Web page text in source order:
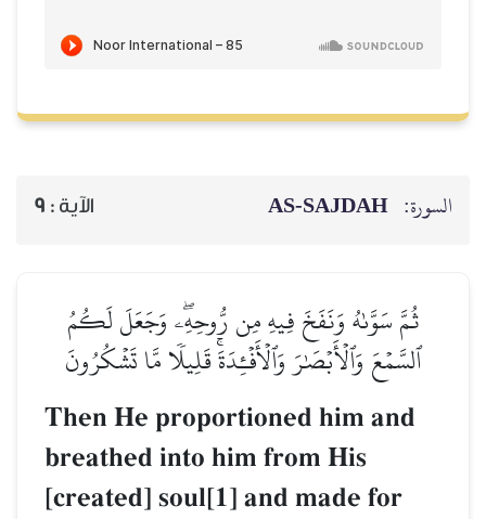
السورة: AS-SAJDAH الآية : 9
ثُمَّ سَوَّىٰهُ وَنَفَخَ فِيهِ مِن رُّوحِهِۦۖ وَجَعَلَ لَكُمُ
ٱلسَّمۡعَ وَٱلۡأَبۡصَٰرَ وَٱلۡأَفۡـِٔدَةَۚ قَلِيلٗا مَّا تَشۡكُرُونَ
Then He proportioned him and
breathed into him from His
[created] soul[1] and made for